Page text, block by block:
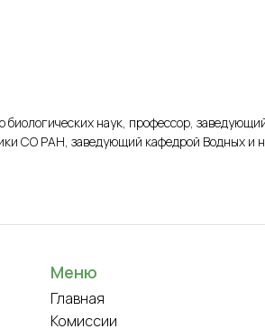
наук, профессор,
СО РАН, заведующий кафедрой Водных и
Главная
Комиссии
Меню